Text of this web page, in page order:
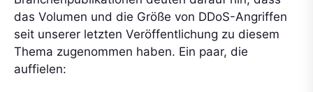
das Volumen und die Größe von DDoS-Angriffen
seit unserer letzten Veröffentlichung zu diesem
Thema zugenommen haben. Ein paar, die
auffielen: